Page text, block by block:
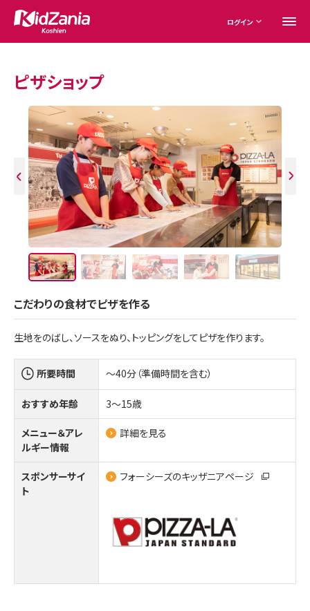
ログイン
ピザショップ
こだわりの食材でピザを作る
生地をのばし、ソースをぬり、トッピングをしてピザを作ります。
所要時間 ～40分（準備時間を含む）
おすすめ年齢 3～15歳
メニュー＆アレ
ルギー情報
詳細を見る
スポンサーサイ
ト
フォーシーズのキッザニアページ